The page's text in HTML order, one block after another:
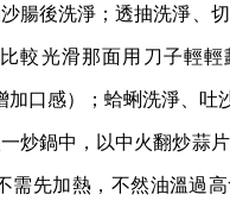
腸後洗淨；透抽洗淨、
較光滑那面用刀子輕輕
加口感）；蛤蜊洗淨、吐
炒鍋中，以中火翻炒蒜
需先加熱，不然油溫過